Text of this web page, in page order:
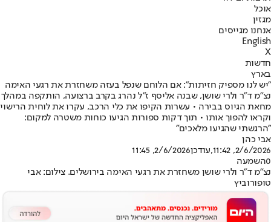
אוכל
מגזין
אנחנו מגייסים
English
X
חדשות
בארץ
"יש לנו מספיק חזיתות": אם הלוחם שנפל בעזה משחזרת את רגעי האימה
נצ"מ ד"ר ולרי שושן, שבנה אליסף ז"ל נהרג בקרב ברצועה, הותקפה במהלך
מחאת הגיוס בבירה • עשרות הקיפו את כלי הרכב, עקרו את לוחית הרישוי
וקראו להפוך אותו • תוך דקות ספורות הגיעו כוחות משטרה למקום:
"הרגשתי שהגיעו מלאכים"
אבי כהן
2/6/2026, 11:42
,עודכן2/6/2026, 11:45
0השמעה
נצ"מ ד"ר ולרי שושן משחזרת את רגעי האימה בירושלים. צילום: אבי
טופורוביץ